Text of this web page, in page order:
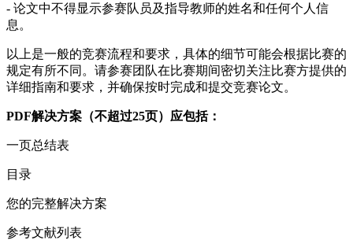
- 论文中不得显示参赛队员及指导教师的姓名和任何个人信
息。
以上是一般的竞赛流程和要求，具体的细节可能会根据比赛的
规定有所不同。请参赛团队在比赛期间密切关注比赛方提供的
详细指南和要求，并确保按时完成和提交竞赛论文。
PDF解决方案（不超过25页）应包括：
一页总结表
目录
您的完整解决方案
参考文献列表